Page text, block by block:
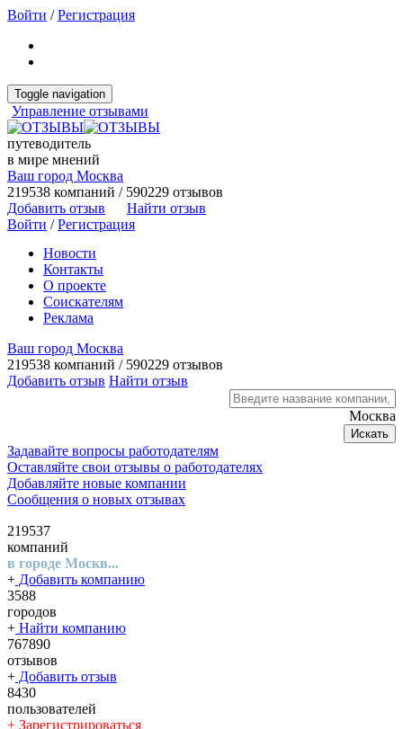
Войти /Регистрация
Toggle navigation
Управление отзывами
путеводитель
в мире мнений
Ваш город Москва
219538 компаний / 590229 отзывов
Добавить отзыв
Найти отзыв
Войти /Регистрация
Новости
Контакты
О проекте
Соискателям
Реклама
Ваш город Москва
219538 компаний / 590229 отзывов
Добавить отзыв Найти отзыв
Москва
Искать
Задавайте вопросы работодателям
Оставляйте свои отзывы о работодателях
Добавляйте новые компании
Сообщения о новых отзывах
219537
компаний
в городе Москв...
+ Добавить компанию
3588
городов
+ Найти компанию
767890
отзывов
+ Добавить отзыв
8430
пользователей
+ Зарегистрироваться